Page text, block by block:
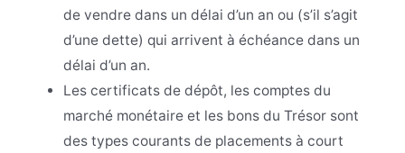
de vendre dans un délai d’un an ou (s’il s’agit
d’une dette) qui arrivent à échéance dans un
délai d’un an.
Les certificats de dépôt, les comptes du
marché monétaire et les bons du Trésor sont
des types courants de placements à court